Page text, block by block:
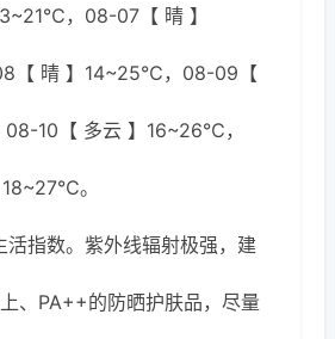
，08-07【 晴 】
【 晴 】14~25℃，08-09【
10【 多云 】16~26℃，
。
活指数。紫外线辐射极强，建
、PA++的防晒护肤品，尽量